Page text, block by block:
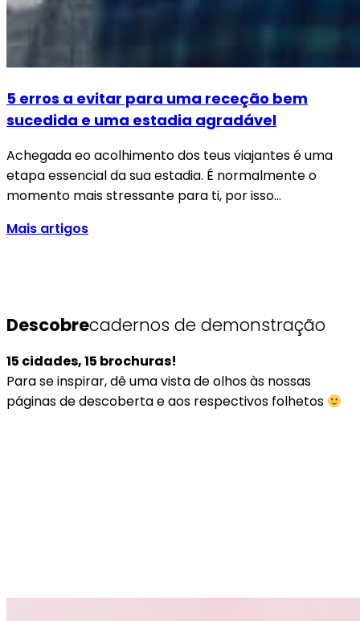
5 erros a evitar para uma receção bem
sucedida e uma estadia agradável
Achegada eo acolhimento dos teus viajantes é uma
etapa essencial da sua estadia. É normalmente o
momento mais stressante para ti, por isso…
Mais artigos
Descobrecadernos de demonstração
15 cidades, 15 brochuras!
Para se inspirar, dê uma vista de olhos às nossas
páginas de descoberta e aos respectivos folhetos